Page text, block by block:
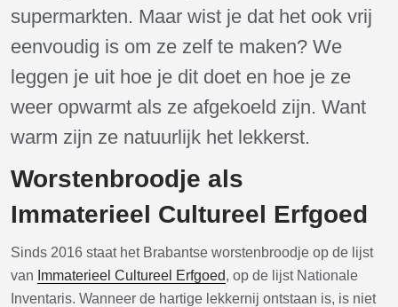
supermarkten. Maar wist je dat het ook vrij
eenvoudig is om ze zelf te maken? We
leggen je uit hoe je dit doet en hoe je ze
weer opwarmt als ze afgekoeld zijn. Want
warm zijn ze natuurlijk het lekkerst.
Worstenbroodje als
Immaterieel Cultureel Erfgoed
Sinds 2016 staat het Brabantse worstenbroodje op de lijst
van Immaterieel Cultureel Erfgoed, op de lijst Nationale
Inventaris. Wanneer de hartige lekkernij ontstaan is, is niet